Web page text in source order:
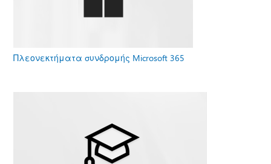
Πλεονεκτήματα συνδρομής Microsoft 365